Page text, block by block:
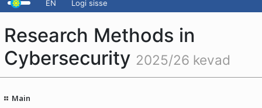
EN
Logi sisse
Research Methods in
Cybersecurity 2025/26 kevad
Main